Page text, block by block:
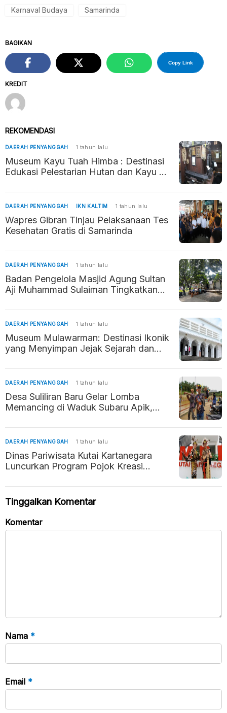
Karnaval Budaya Samarinda
KREDIT
BAGIKAN
Copy Link
REKOMENDASI
DAERAH PENYANGGAH 1 tahun lalu
Museum Kayu Tuah Himba : Destinasi
Edukasi Pelestarian Hutan dan Kayu di
DAERAH PENYANGGAH IKN KALTIM 1 tahun lalu
Wapres Gibran Tinjau Pelaksanaan Tes
Kesehatan Gratis di Samarinda
DAERAH PENYANGGAH 1 tahun lalu
Badan Pengelola Masjid Agung Sultan
Aji Muhammad Sulaiman Tingkatkan
Ekonomi Masyarakat
DAERAH PENYANGGAH 1 tahun lalu
Museum Mulawarman: Destinasi Ikonik
yang Menyimpan Jejak Sejarah dan
DAERAH PENYANGGAH 1 tahun lalu
Desa Suliliran Baru Gelar Lomba
Memancing di Waduk Subaru Apik,
Silaturahmi
DAERAH PENYANGGAH 1 tahun lalu
Dinas Pariwisata Kutai Kartanegara
Luncurkan Program Pojok Kreasi
Lokal
Tinggalkan Komentar
Komentar
Nama *
Email *